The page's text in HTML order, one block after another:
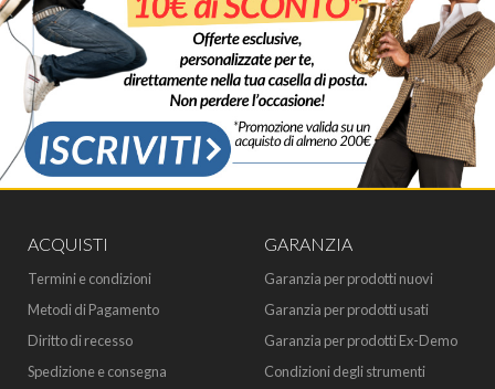
ACQUISTI
Termini e condizioni
Metodi di Pagamento
Diritto di recesso
Spedizione e consegna
GARANZIA
Garanzia per prodotti nuovi
Garanzia per prodotti usati
Garanzia per prodotti Ex-Demo
Condizioni degli strumenti